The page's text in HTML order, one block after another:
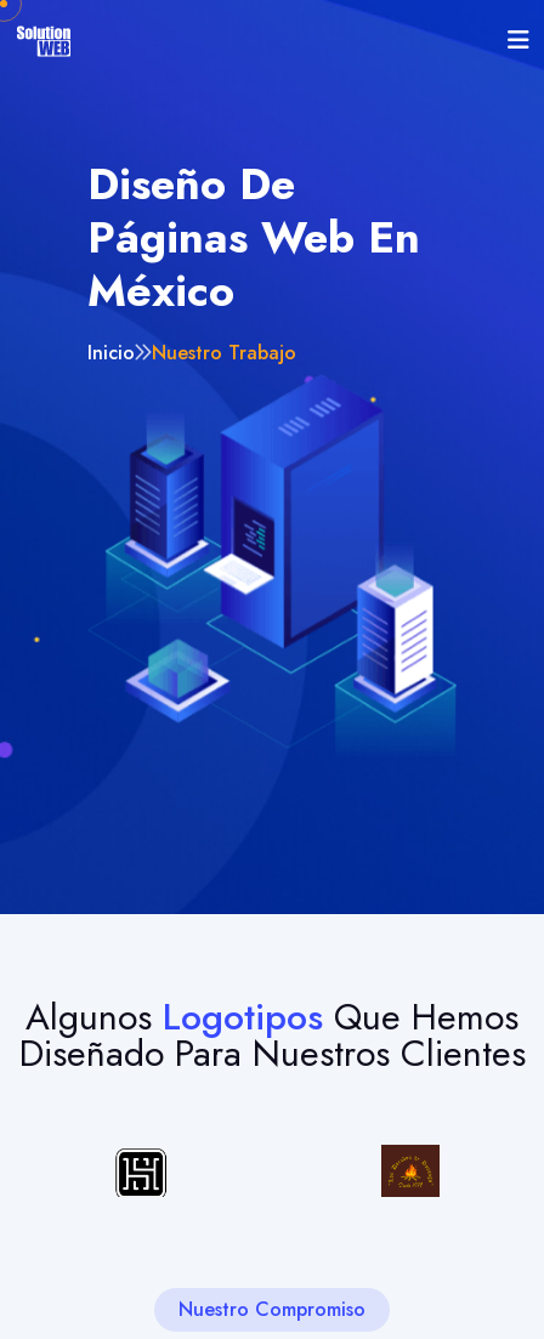
Diseño De
Páginas Web En
México
Inicio Nuestro Trabajo
Algunos Logotipos Que Hemos
Diseñado Para Nuestros Clientes
Nuestro Compromiso